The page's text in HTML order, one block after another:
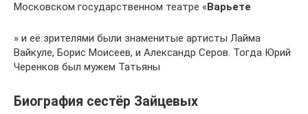
Московском государственном театре «Варьете
» и её зрителями были знаменитые артисты Лайма
Вайкуле, Борис Моисеев, и Александр Серов. Тогда Юрий
Черенков был мужем Татьяны
Биография сестёр Зайцевых